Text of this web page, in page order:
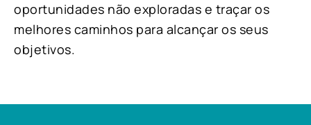
oportunidades não exploradas e traçar os
melhores caminhos para alcançar os seus
objetivos.